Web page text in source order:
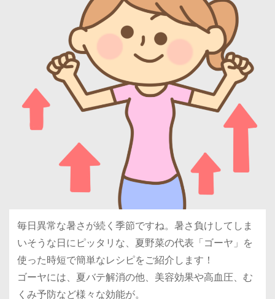
毎日異常な暑さが続く季節ですね。暑さ負けしてしま
いそうな日にピッタリな、夏野菜の代表「ゴーヤ」を
使った時短で簡単なレシピをご紹介します！
ゴーヤには、夏バテ解消の他、美容効果や高血圧、む
くみ予防など様々な効能が。